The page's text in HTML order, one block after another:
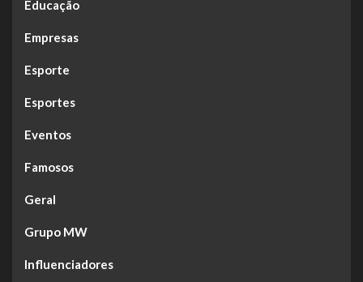
Educação
Empresas
Esporte
Esportes
Eventos
Famosos
Geral
Grupo MW
Influenciadores